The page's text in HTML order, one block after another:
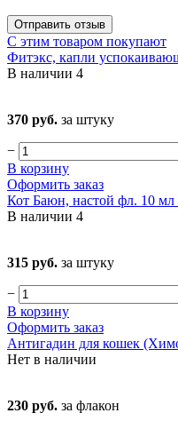
Отправить отзыв
С этим товаром покупают
Фитэкс, капли
В наличии 4
370 руб. за штуку
−
В корзину
Оформить заказ
Кот Баюн, настой фл. 10
В наличии 4
315 руб. за штуку
−
В корзину
Оформить заказ
Антигадин для кошек
Нет в наличии
230 руб. за флакон